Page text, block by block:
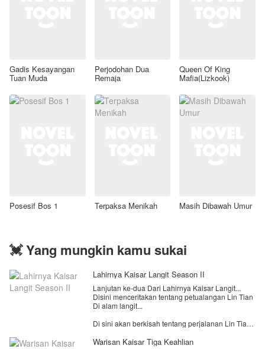
Gadis Kesayangan
Tuan Muda
Perjodohan Dua
Remaja
Queen Of King
Mafia(Lizkook)
Posesif Bos 1 Terpaksa Menikah Masih Dibawah Umur
💓 Yang mungkin kamu sukai
Lahirnya Kaisar Langit Season II
Lanjutan ke-dua Dari Lahirnya Kaisar Langit...
Disini menceritakan tentang petualangan Lin Tian
Di alam langit...
Di sini akan berkisah tentang perjalanan Lin Tian
berjuang untuk mencapai istana langit,
Warisan Kaisar Tiga Keahlian